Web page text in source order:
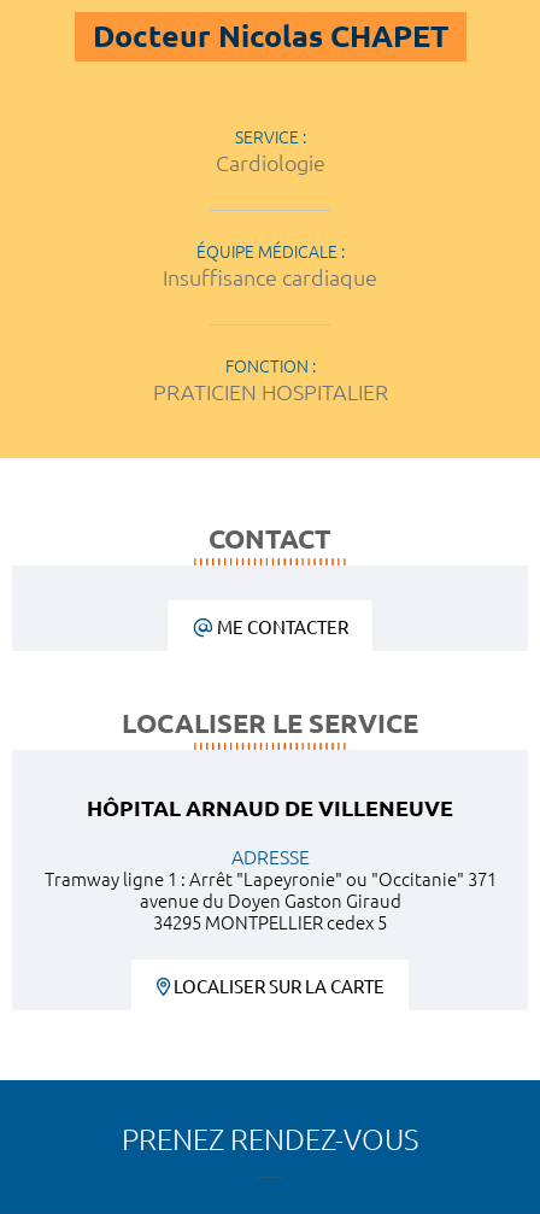
Docteur Nicolas CHAPET
SERVICE :
Cardiologie
ÉQUIPE MÉDICALE :
Insuffisance cardiaque
FONCTION :
PRATICIEN HOSPITALIER
CONTACT
ME CONTACTER
LOCALISER LE SERVICE
HÔPITAL ARNAUD DE VILLENEUVE
ADRESSE
Tramway ligne 1 : Arrêt "Lapeyronie" ou "Occitanie" 371
avenue du Doyen Gaston Giraud
34295 MONTPELLIER cedex 5
LOCALISER SUR LA CARTE
PRENEZ RENDEZ-VOUS